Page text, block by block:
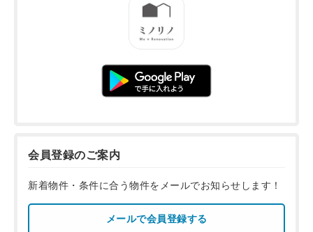
会員登録のご案内
新着物件・条件に合う物件をメールでお知らせします！
メールで会員登録する